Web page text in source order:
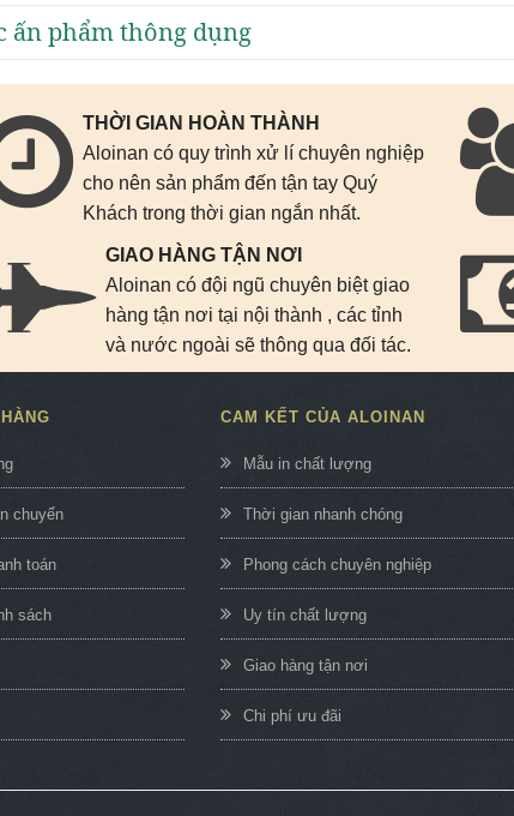
ấn phẩm thông dụng
THỜI GIAN HOÀN THÀNH
Aloinan có quy trình xử lí chuyên nghiệp
cho nên sản phẩm đến tận tay Quý
Khách trong thời gian ngắn nhất.
GIAO HÀNG TẬN NƠI
Aloinan có đội ngũ chuyên biệt giao
hàng tận nơi tại nội thành , các tỉnh
và nước ngoài sẽ thông qua đối tác.
chuyển
toán
sách
CAM KẾT CỦA ALOINAN
Mẫu in chất lượng
Thời gian nhanh chóng
Phong cách chuyên nghiệp
Uy tín chất lượng
Giao hàng tận nơi
Chi phí ưu đãi